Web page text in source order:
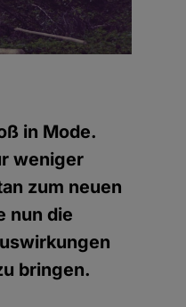
in Mode.
weniger
zum neuen
nun die
bringen.